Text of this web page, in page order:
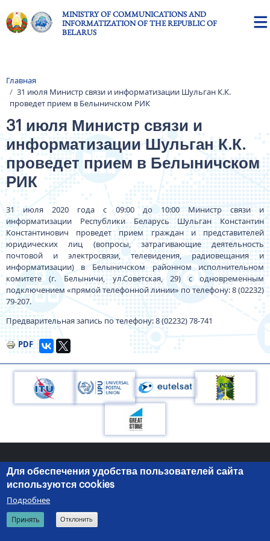
220050, г.Минск, пр-т Независимости, 10
RUBE EN
MINISTRY OF COMMUNICATIONS AND
INFORMATIZATION OF THE REPUBLIC OF
BELARUS
Breadcrumb
Главная
31 июля Министр связи и информатизации Шульган К.К.
проведет прием в Белыничском РИК
31 июля Министр связи и
информатизации Шульган К.К.
проведет прием в Белыничском
РИК
31 июля 2020 года с 09:00 до 10:00 Министр связи и
информатизации Республики Беларусь Шульган Константин
Константинович проведет прием граждан и представителей
юридических лиц (вопросы, затрагивающие деятельность
почтовой и электросвязи, телевидения, радиовещания и
информатизации) в Белыничском районном исполнительном
комитете (г. Белыничи, ул.Советская, 29) с одновременным
подключением «прямой телефонной линии» по телефону: 8 (02232)
79-207.
Предварительная запись по телефону: 8 (02232) 78-741
PDF
© 2026 Министерство связи и информатизации Республики
Для обеспечения удобства пользователей сайта
используются cookies
Подробнее
Принять Отклонить